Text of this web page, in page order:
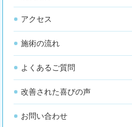
アクセス
施術の流れ
よくあるご質問
改善された喜びの声
お問い合わせ